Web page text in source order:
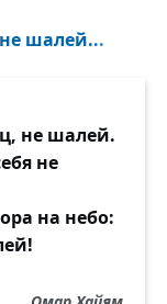
шалей...
не шалей.
не
на небо: